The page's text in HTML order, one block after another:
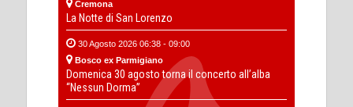
Cremona
La Notte di San Lorenzo
30 Agosto 2026 06:38 - 09:00
Bosco ex Parmigiano
Domenica 30 agosto torna il concerto all’alba
“Nessun Dorma”